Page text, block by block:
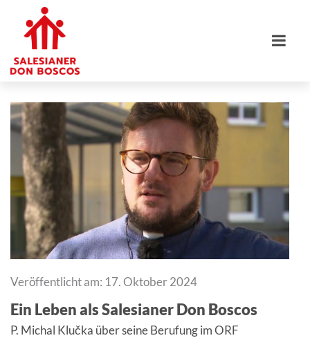
Veröffentlicht am: 17. Oktober 2024
Ein Leben als Salesianer Don Boscos
P. Michal Klučka über seine Berufung im ORF